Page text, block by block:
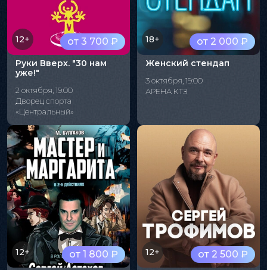
от 3 700 ₽
12+
Руки Вверх. "30 нам
уже!"
2 октября, 19:00
Дворец спорта
«Центральный»
от 2 000 ₽
18+
Женский стендап
3 октября, 19:00
АРЕНА КТЗ
от 1 800 ₽
12+ от 2 500 ₽
12+